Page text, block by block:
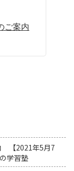
ご案内
【2021年5月7
学習塾